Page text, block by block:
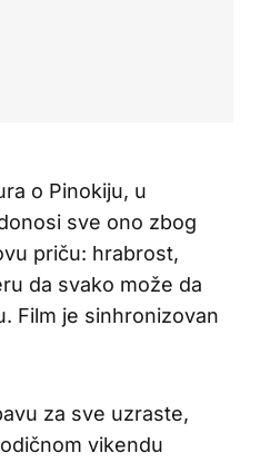
o Pinokiju, u
sve ono zbog
priču: hrabrost,
da svako može da
Film je sinhronizovan
za sve uzraste,
vikendu